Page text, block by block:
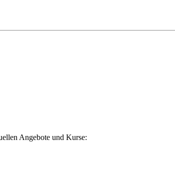
Angebote und Kurse: